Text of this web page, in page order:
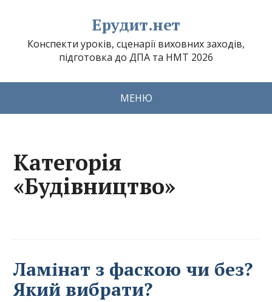
Ерудит.нет
Конспекти уроків, сценарії виховних заходів,
підготовка до ДПА та НМТ 2026
МЕНЮ
Категорія
«Будівництво»
Ламінат з фаскою чи без?
Який вибрати?